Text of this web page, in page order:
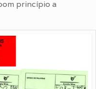
princípio a